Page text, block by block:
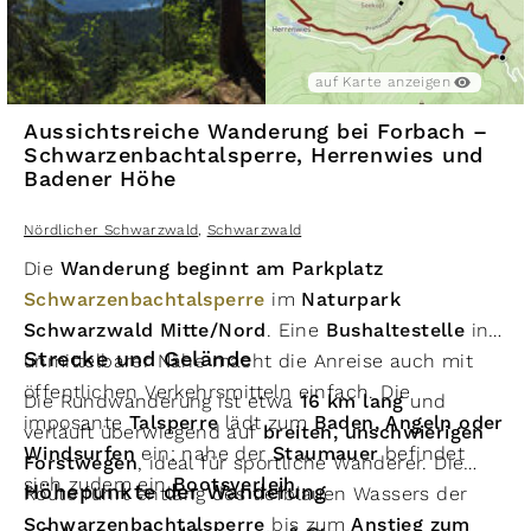
auf Karte anzeigen
Aussichtsreiche Wanderung bei Forbach –
Schwarzenbachtalsperre, Herrenwies und
Badener Höhe
Nördlicher Schwarzwald Schwarzwald
Die Wanderung beginnt am Parkplatz
Schwarzenbachtalsperre im Naturpark
Schwarzwald Mitte/Nord. Eine Bushaltestelle in
unmittelbarer Nähe macht die Anreise auch mit
öffentlichen Verkehrsmitteln einfach. Die
imposante Talsperrelädt zum Baden, Angeln oder
Windsurfen ein; nahe der Staumauerbefindet
sich zudem einBootsverleih.
Strecke und Gelände
Die Rundwanderung ist etwa 16 km langund
verläuft überwiegend aufbreiten, unschwierigen
Forstwegen, ideal für sportliche Wanderer. Die
Route führt entlang des tiefblauen Wassers der
Schwarzenbachtalsperre bis zumAnstieg zum
Höhepunkte der Wanderung